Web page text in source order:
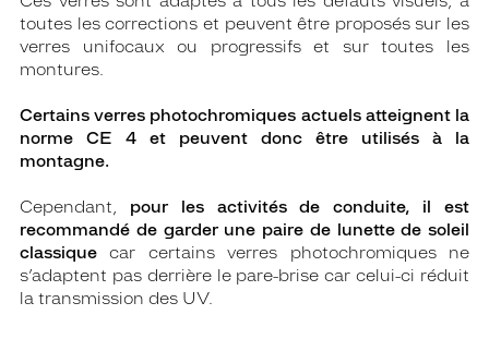
toutes les corrections et peuvent être proposés sur les
verres unifocaux ou progressifs et sur toutes les
montures.
Certains verres photochromiques actuels atteignent la
norme CE 4 et peuvent donc être utilisés à la
montagne.
Cependant, pour les activités de conduite, il est
recommandé de garder une paire de lunette de soleil
classique car certains verres photochromiques ne
s’adaptent pas derrière le pare-brise car celui-ci réduit
la transmission des UV.